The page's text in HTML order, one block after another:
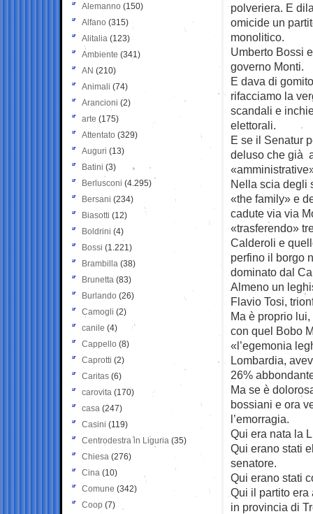
polveriera. E
omicide un
monolitico.
Umberto Bossi
governo Monti.
E dava di
rifacciamo la
scandali e
elettorali.
E se il Senatur
deluso che già
Nella scia degli
«the family» e
cadute via via
«trasferendo»
Calderoli e
perfino il borgo
dominato dal
Almeno un
Flavio Tosi,
Ma è proprio
con quel Bobo
«l’egemonia
Lombardia,
26%
Ma se è
bossiani e ora
l’emorragia.
Qui era nata la
Qui erano stati
senatore.
Qui erano stati
Qui il partito era
in provincia di
Alemanno (150)
Alfano (315)
Alitalia (123)
Ambiente (341)
AN (210)
Animali (74)
Arancioni (2)
arte (175)
Attentato (329)
Auguri (13)
Batini (3)
Berlusconi (4.295)
Bersani (234)
Biasotti (12)
Boldrini (4)
Bossi (1.221)
Brambilla (38)
Brunetta (83)
Burlando (26)
Camogli (2)
canile (4)
Cappello (8)
Caprotti (2)
Caritas (6)
carovita (170)
casa (247)
Casini (119)
Centrodestra in Liguria (35)
Chiesa (276)
Cina (10)
Comune (342)
Coop (7)